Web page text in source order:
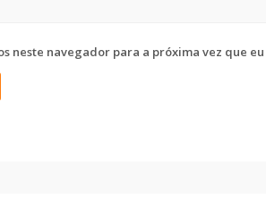
neste navegador para a próxima vez que